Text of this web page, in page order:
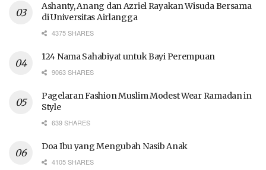
Ashanty, Anang dan Azriel Rayakan Wisuda Bersama
di Universitas Airlangga
4375 SHARES
124 Nama Sahabiyat untuk Bayi Perempuan
9063 SHARES
Pagelaran Fashion Muslim Modest Wear Ramadan in
Style
639 SHARES
Doa Ibu yang Mengubah Nasib Anak
4105 SHARES